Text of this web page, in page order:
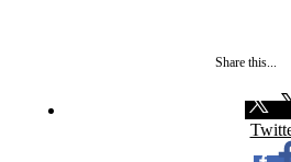
Share this...